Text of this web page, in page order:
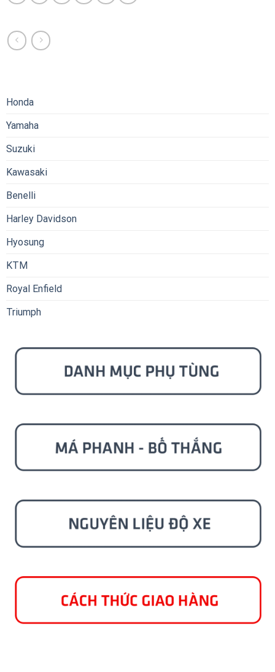
Honda
Yamaha
Suzuki
Kawasaki
Benelli
Harley Davidson
Hyosung
KTM
Royal Enfield
Triumph